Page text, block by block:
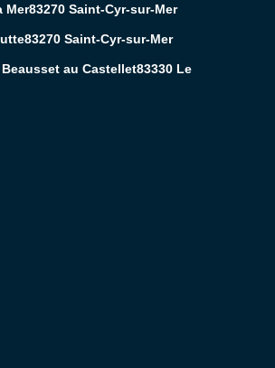
Mer83270 Saint-Cyr-sur-Mer
Saint-Cyr-sur-Mer
au Castellet83330 Le